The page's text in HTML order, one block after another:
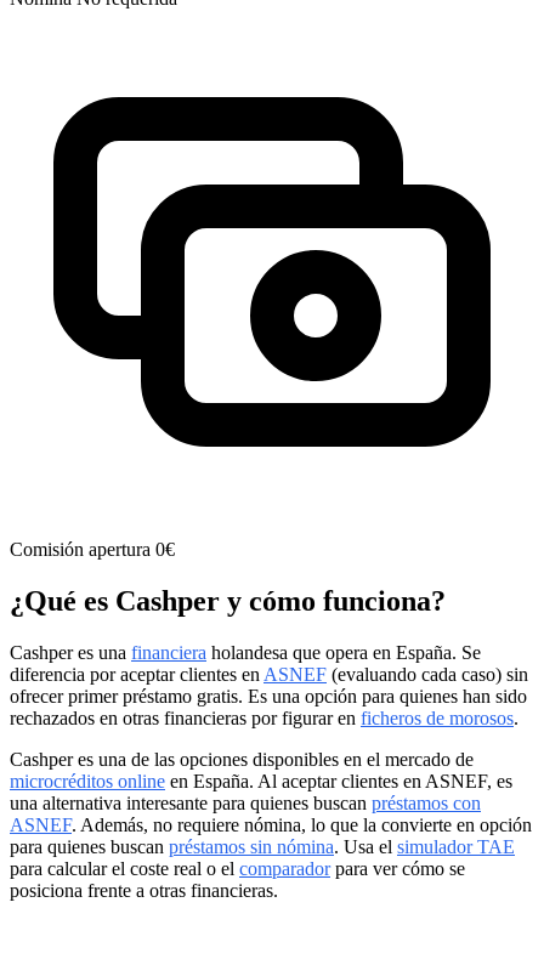
Comisión apertura 0€
¿Qué es Cashper y cómo funciona?
Cashper es una financiera holandesa que opera en España. Se
diferencia por aceptar clientes en ASNEF (evaluando cada caso) sin
ofrecer primer préstamo gratis. Es una opción para quienes han sido
rechazados en otras financieras por figurar en ficheros de morosos.
Cashper es una de las opciones disponibles en el mercado de
microcréditos online en España. Al aceptar clientes en ASNEF, es
una alternativa interesante para quienes buscan préstamos con
ASNEF. Además, no requiere nómina, lo que la convierte en opción
para quienes buscan préstamos sin nómina. Usa el simulador TAE
para calcular el coste real o el comparadorpara ver cómo se
posiciona frente a otras financieras.